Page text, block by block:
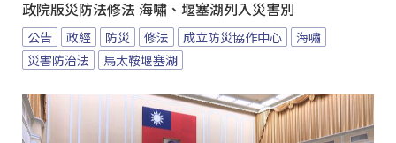
政院版災防法修法 海嘯、堰塞湖列入災害別
公告 政經 防災 修法 成立防災協作中心
海嘯
災害防治法
馬太鞍堰塞湖